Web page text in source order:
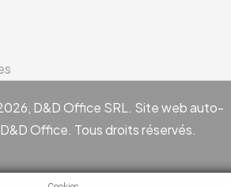
D&D Office SRL. Site web auto-
Office. Tous droits réservés.